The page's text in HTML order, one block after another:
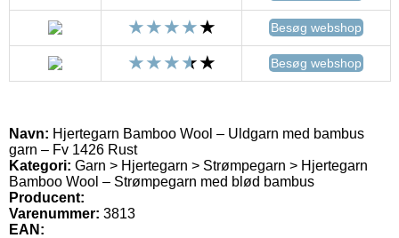
Besøg webshop
Besøg webshop
Navn: Hjertegarn Bamboo Wool – Uldgarn med bambus
garn – Fv 1426 Rust
Kategori: Garn > Hjertegarn > Strømpegarn > Hjertegarn
Bamboo Wool – Strømpegarn med blød bambus
Producent:
Varenummer: 3813
EAN: